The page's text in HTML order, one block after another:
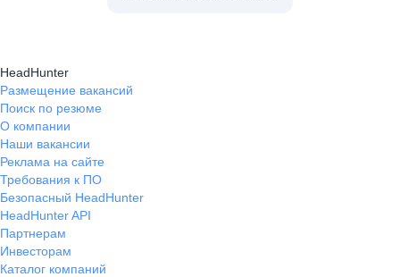
HeadHunter
Размещение вакансий
Поиск по резюме
О компании
Наши вакансии
Реклама на сайте
Требования к ПО
Безопасный HeadHunter
HeadHunter API
Партнерам
Инвесторам
Каталог компаний